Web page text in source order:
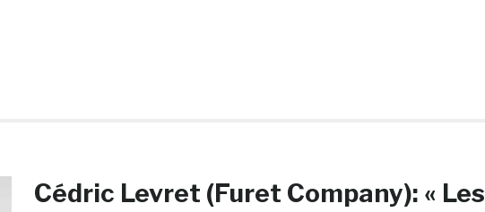
Cédric Levret (Furet Company): « Les